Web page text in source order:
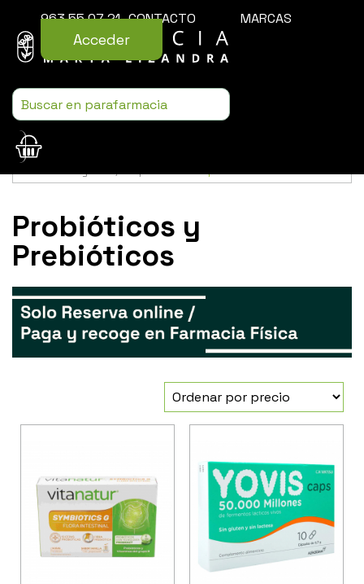
963 55 07 21 CONTACTO MARCAS
Acceder
Usamos cookies para mejorar la experiencia de la web. Si sigues
Probióticos y
Prebióticos